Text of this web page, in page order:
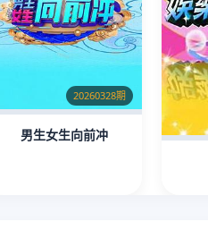
20260328期
男生女生向前冲